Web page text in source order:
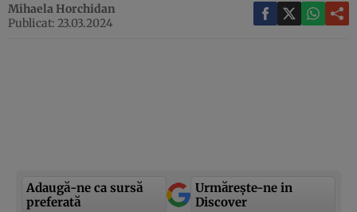
Mihaela Horchidan
Publicat: 23.03.2024
Adaugă-ne ca sursă
preferată
Urmărește-ne in
Discover